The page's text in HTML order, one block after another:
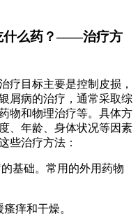
什么药？——治疗方
疗目标主要是控制皮损，
屑病的治疗，通常采取综
物和物理治疗等。具体方
、年龄、身体状况等因素
些治疗方法：
基础。常用的外用药物
痒和干燥。